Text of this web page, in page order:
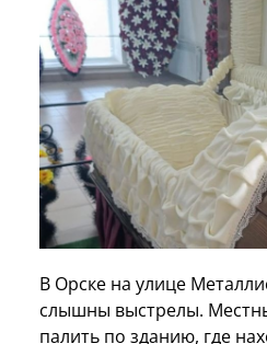
В Орске на улице
слышны выстрелы.
палить по зданию, где